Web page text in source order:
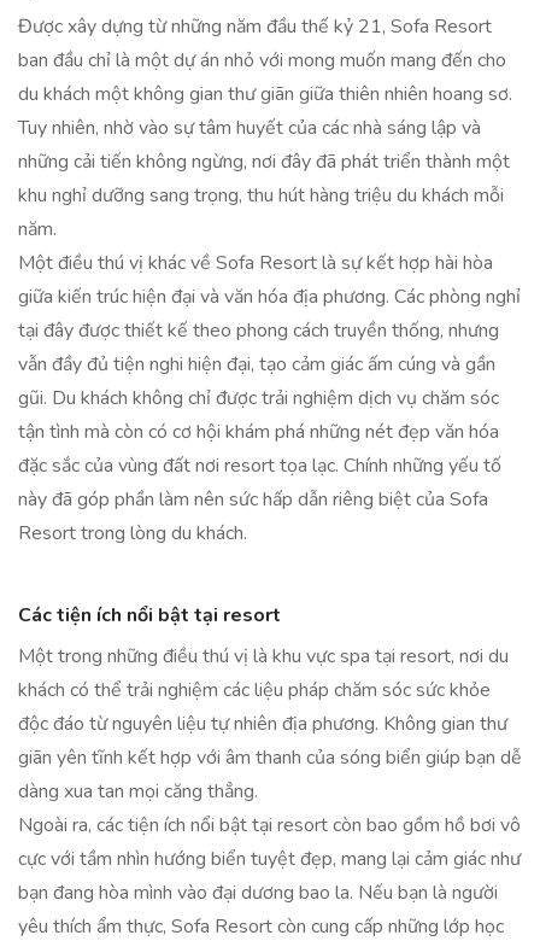
Được xây dựng từ những năm đầu thế kỷ 21, Sofa Resort
ban đầu chỉ là một dự án nhỏ với mong muốn mang đến cho
du khách một không gian thư giãn giữa thiên nhiên hoang sơ.
Tuy nhiên, nhờ vào sự tâm huyết của các nhà sáng lập và
những cải tiến không ngừng, nơi đây đã phát triển thành một
khu nghỉ dưỡng sang trọng, thu hút hàng triệu du khách mỗi
năm.
Một điều thú vị khác về Sofa Resort là sự kết hợp hài hòa
giữa kiến trúc hiện đại và văn hóa địa phương. Các phòng nghỉ
tại đây được thiết kế theo phong cách truyền thống, nhưng
vẫn đầy đủ tiện nghi hiện đại, tạo cảm giác ấm cúng và gần
gũi. Du khách không chỉ được trải nghiệm dịch vụ chăm sóc
tận tình mà còn có cơ hội khám phá những nét đẹp văn hóa
đặc sắc của vùng đất nơi resort tọa lạc. Chính những yếu tố
này đã góp phần làm nên sức hấp dẫn riêng biệt của Sofa
Resort trong lòng du khách.
Các tiện ích nổi bật tại resort
Một trong những điều thú vị là khu vực spa tại resort, nơi du
khách có thể trải nghiệm các liệu pháp chăm sóc sức khỏe
độc đáo từ nguyên liệu tự nhiên địa phương. Không gian thư
giãn yên tĩnh kết hợp với âm thanh của sóng biển giúp bạn dễ
dàng xua tan mọi căng thẳng.
Ngoài ra, các tiện ích nổi bật tại resort còn bao gồm hồ bơi vô
cực với tầm nhìn hướng biển tuyệt đẹp, mang lại cảm giác như
bạn đang hòa mình vào đại dương bao la. Nếu bạn là người
yêu thích ẩm thực, Sofa Resort còn cung cấp những lớp học